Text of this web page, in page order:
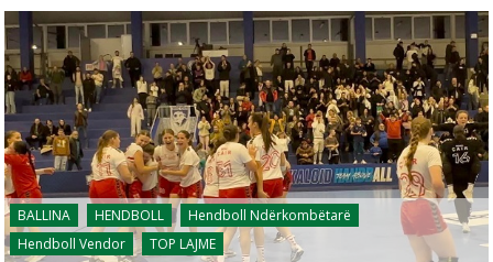
BALLINA HENDBOLL
Hendboll Ndërkombëtarë
Hendboll Vendor
TOP LAJME